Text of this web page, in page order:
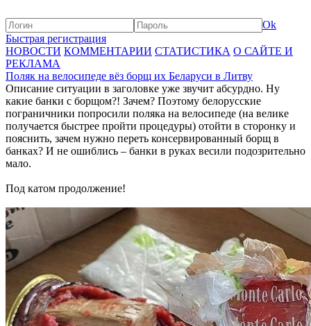
Ok
Быстрая регистрация
НОВОСТИ КОММЕНТАРИИ СТАТИСТИКА О САЙТЕ И
РЕКЛАМА
Поляк на велосипеде вёз борщ их Беларуси в Литву
Описание ситуации в заголовке уже звучит абсурдно. Ну
какие банки с борщом?! Зачем? Поэтому белорусские
пограничники попросили поляка на велосипеде (на велике
получается быстрее пройти процедуры) отойти в сторонку и
пояснить, зачем нужно переть консервированный борщ в
банках? И не ошиблись – банки в руках весили подозрительно
мало.
Под катом продолжение!